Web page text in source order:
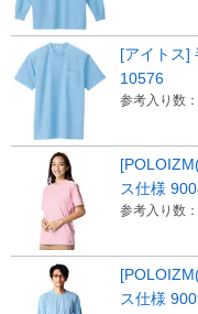
[アイトス]
10576
参考入り数
ス仕様
参考入り数
ス仕様